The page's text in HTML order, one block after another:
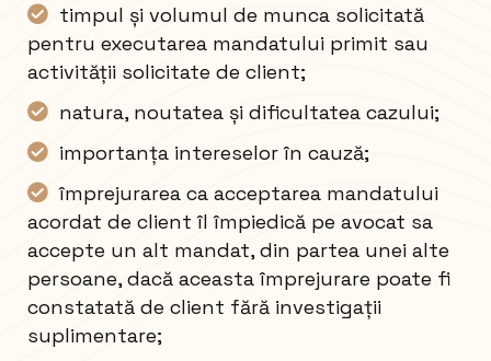
timpul și volumul de munca solicitată
pentru executarea mandatului primit sau
activității solicitate de client;
natura, noutatea și dificultatea cazului;
importanța intereselor în cauză;
împrejurarea ca acceptarea mandatului
acordat de client îl împiedică pe avocat sa
accepte un alt mandat, din partea unei alte
persoane, dacă aceasta împrejurare poate fi
constatată de client fără investigații
suplimentare;